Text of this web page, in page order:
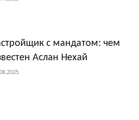
с мандатом: чем
Аслан Нехай